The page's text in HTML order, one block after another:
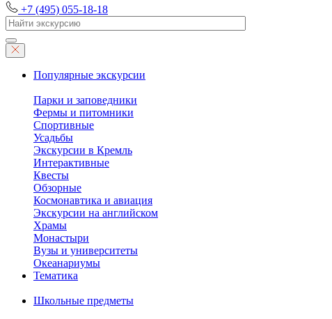
+7 (495) 055-18-18
Популярные экскурсии
Парки и заповедники
Фермы и питомники
Спортивные
Усадьбы
Экскурсии в Кремль
Интерактивные
Квесты
Обзорные
Космонавтика и авиация
Экскурсии на английском
Храмы
Монастыри
Вузы и университеты
Океанариумы
Тематика
Школьные предметы